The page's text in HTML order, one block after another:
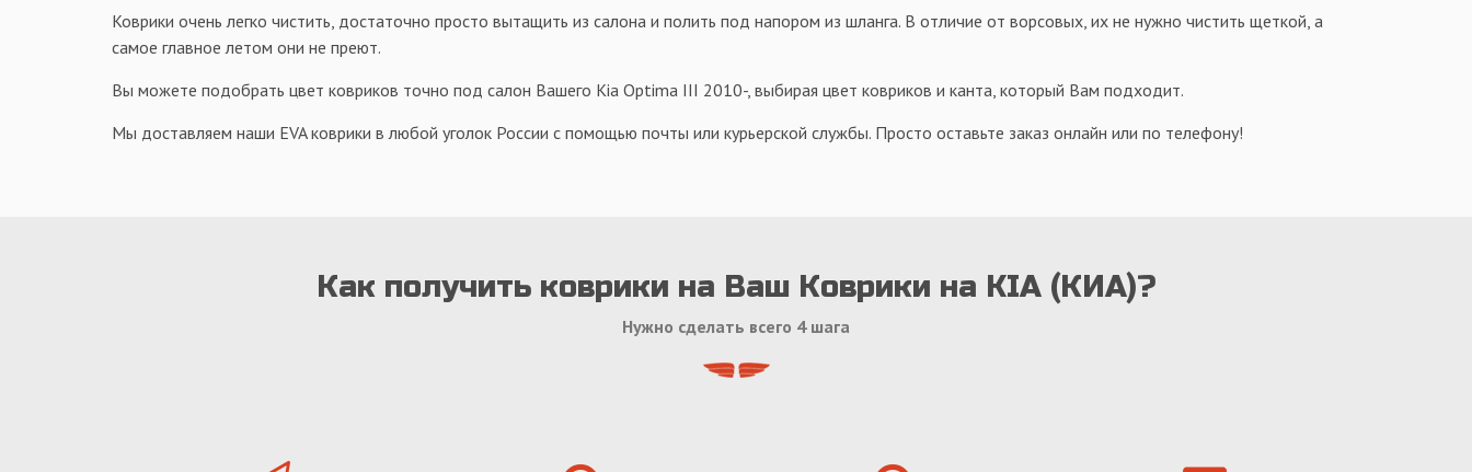
Коврики очень легко чистить, достаточно просто вытащить из салона и полить под напором из шланга. В отличие от ворсовых, их не нужно чистить щеткой, а
самое главное летом они не преют.
Вы можете подобрать цвет ковриков точно под салон Вашего Kia Optima III 2010-, выбирая цвет ковриков и канта, который Вам подходит.
Мы доставляем наши EVA коврики в любой уголок России с помощью почты или курьерской службы. Просто оставьте заказ онлайн или по телефону!
Как получить коврики на Ваш Коврики на KIA (КИА)?
Нужно сделать всего 4 шага